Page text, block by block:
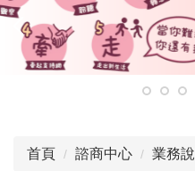
區
首頁 諮商中心 業務